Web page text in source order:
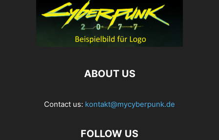
ABOUT US
Contact us: kontakt@mycyberpunk.de
FOLLOW US